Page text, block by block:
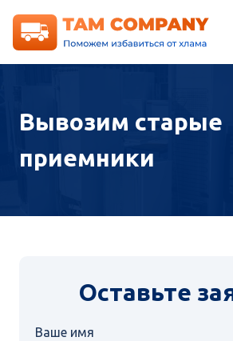
Вывозим старые
приемники
Оставьте
Ваше имя